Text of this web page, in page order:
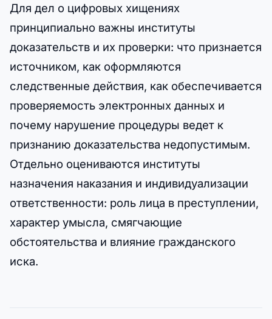
Для дел о цифровых хищениях
принципиально важны институты
доказательств и их проверки: что признается
источником, как оформляются
следственные действия, как обеспечивается
проверяемость электронных данных и
почему нарушение процедуры ведет к
признанию доказательства недопустимым.
Отдельно оцениваются институты
назначения наказания и индивидуализации
ответственности: роль лица в преступлении,
характер умысла, смягчающие
обстоятельства и влияние гражданского
иска.